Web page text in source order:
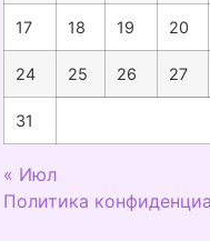
17 18 19 20
24 25 26 27
31
« Июл
Политика